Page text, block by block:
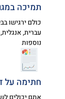
תמיכה
כולם ירגישו
עברית,
נוספות
חתימה על